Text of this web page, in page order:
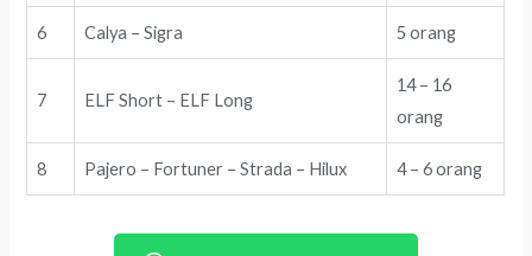
6 Calya – Sigra 5 orang
7 ELF Short – ELF Long
14 – 16
orang
8 Pajero – Fortuner – Strada – Hilux 4 – 6 orang